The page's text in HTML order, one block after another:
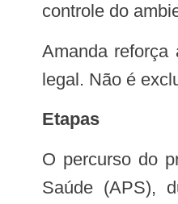
controle do
Amanda reforça ainda que, no modelo brasileiro, o contato pele a pele pode ser realizado pela mãe, pelo pai ou responsável
legal. Não é
Etapas
O percurso do prematuro no Método Canguru não se inicia apenas na internação. Ele começa ainda na Atenção Primária à
Saúde (APS),